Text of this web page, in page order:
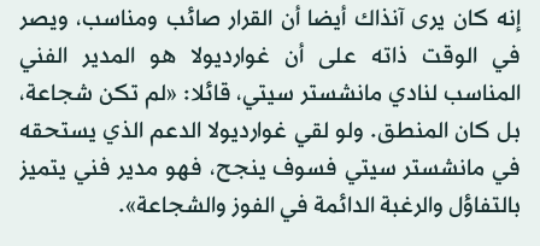
إنه كان يرى آنذاك أيضا أن القرار صائب ومناسب، ويصر
في الوقت ذاته على أن غوارديولا هو المدير الفني
المناسب لنادي مانشستر سيتي، قائلا: «لم تكن شجاعة،
بل كان المنطق. ولو لقي غوارديولا الدعم الذي يستحقه
في مانشستر سيتي فسوف ينجح، فهو مدير فني يتميز
بالتفاؤل والرغبة الدائمة في الفوز والشجاعة».